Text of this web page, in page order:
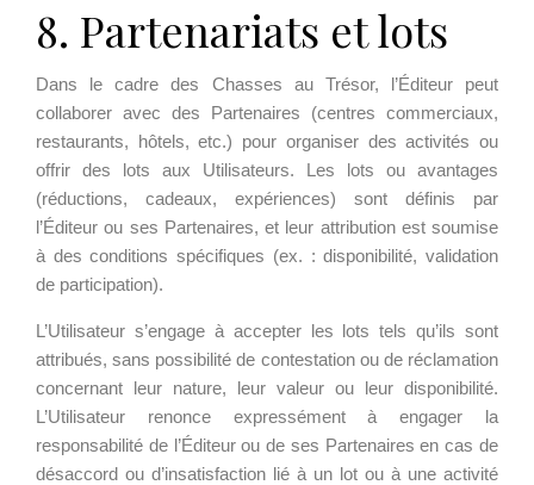
8. Partenariats et lots
Dans le cadre des Chasses au Trésor, l’Éditeur peut
collaborer avec des Partenaires (centres commerciaux,
restaurants, hôtels, etc.) pour organiser des activités ou
offrir des lots aux Utilisateurs. Les lots ou avantages
(réductions, cadeaux, expériences) sont définis par
l’Éditeur ou ses Partenaires, et leur attribution est soumise
à des conditions spécifiques (ex. : disponibilité, validation
de participation).
L’Utilisateur s’engage à accepter les lots tels qu’ils sont
attribués, sans possibilité de contestation ou de réclamation
concernant leur nature, leur valeur ou leur disponibilité.
L’Utilisateur renonce expressément à engager la
responsabilité de l’Éditeur ou de ses Partenaires en cas de
désaccord ou d’insatisfaction lié à un lot ou à une activité